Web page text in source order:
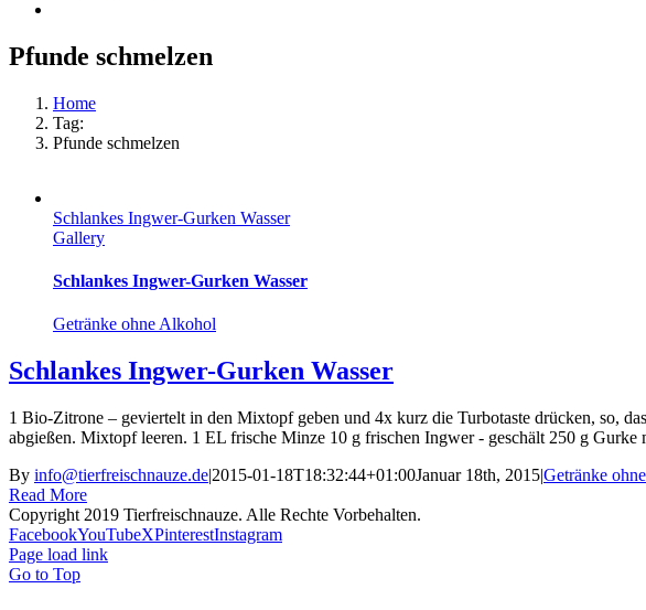
Pfunde schmelzen
Home
Tag:
Pfunde schmelzen
Schlankes Ingwer-Gurken Wasser
Gallery
Schlankes Ingwer-Gurken Wasser
Getränke ohne Alkohol
Schlankes Ingwer-Gurken Wasser
1 Bio-Zitrone – geviertelt in den Mixtopf geben und 4x kurz die Turbotaste drücken, so,
abgießen. Mixtopf leeren. 1 EL frische Minze 10 g frischen Ingwer - geschält 250 g Gurke
By info@tierfreischnauze.de|2015-01-18T18:32:44+01:00Januar 18th, 2015|Getränke
Read More
Copyright 2019 Tierfreischnauze. Alle Rechte Vorbehalten.
FacebookYouTubeXPinterestInstagram
Page load link
Go to Top